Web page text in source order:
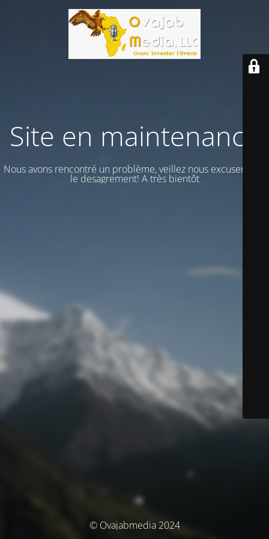
Site en maintenance
Nous avons rencontré un problème, veillez nous excuser vour
le desagrement! A très bientôt
© Ovajabmedia 2024